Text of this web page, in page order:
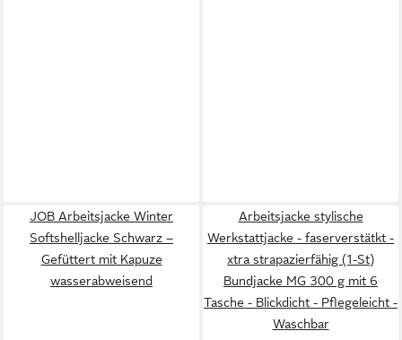
JOB Arbeitsjacke Winter
Softshelljacke Schwarz –
Gefüttert mit Kapuze
wasserabweisend
Arbeitsjacke stylische
Werkstattjacke - faserverstätkt -
xtra strapazierfähig (1-St)
Bundjacke MG 300 g mit 6
Tasche - Blickdicht - Pflegeleicht -
Waschbar